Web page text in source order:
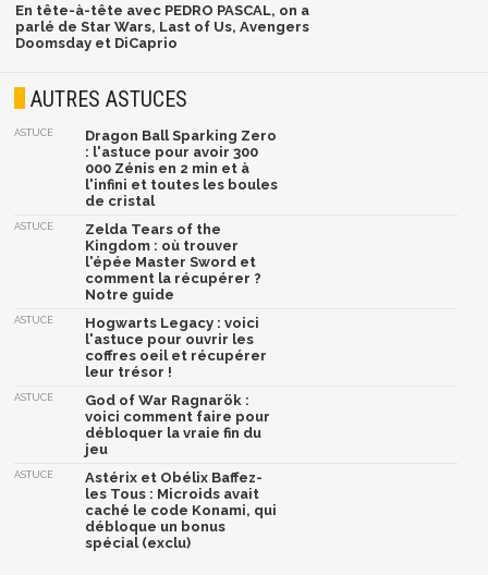
En tête-à-tête avec PEDRO PASCAL, on a
parlé de Star Wars, Last of Us, Avengers
Doomsday et DiCaprio
AUTRES ASTUCES
ASTUCE
Dragon Ball Sparking Zero
: l'astuce pour avoir 300
000 Zénis en 2 min et à
l'infini et toutes les boules
de cristal
ASTUCE
Zelda Tears of the
Kingdom : où trouver
l'épée Master Sword et
comment la récupérer ?
Notre guide
ASTUCE
Hogwarts Legacy : voici
l'astuce pour ouvrir les
coffres oeil et récupérer
leur trésor !
ASTUCE
God of War Ragnarök :
voici comment faire pour
débloquer la vraie fin du
jeu
ASTUCE
Astérix et Obélix Baffez-
les Tous : Microids avait
caché le code Konami, qui
débloque un bonus
spécial (exclu)